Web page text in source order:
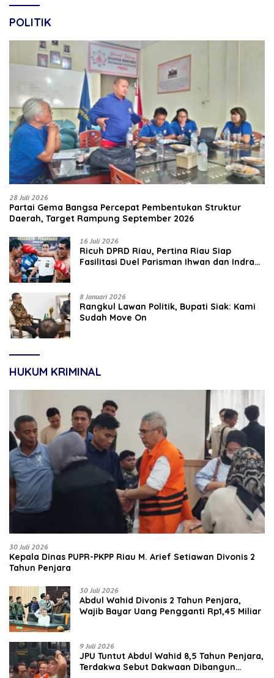
POLITIK
28 Juli 2026
Partai Gema Bangsa Percepat Pembentukan Struktur
Daerah, Target Rampung September 2026
16 Juli 2026
‎Ricuh DPRD Riau, Pertina Riau Siap
Fasilitasi Duel Parisman Ihwan dan Indra
8 Januari 2026
Rangkul Lawan Politik, Bupati Siak: Kami
Sudah Move On
HUKUM KRIMINAL
30 Juli 2026
Kepala Dinas PUPR-PKPP Riau M. Arief Setiawan Divonis 2
Tahun Penjara
30 Juli 2026
‎‎Abdul Wahid Divonis 2 Tahun Penjara,
Wajib Bayar Uang Pengganti Rp1,45 Miliar
9 Juli 2026
JPU Tuntut Abdul Wahid 8,5 Tahun Penjara,
Terdakwa Sebut Dakwaan Dibangun